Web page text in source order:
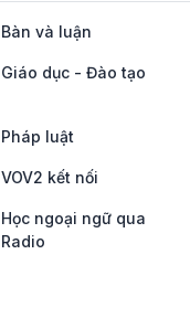
Bàn và luận
Giáo dục - Đào tạo
Pháp luật
VOV2 kết nối
Học ngoại ngữ qua
Radio